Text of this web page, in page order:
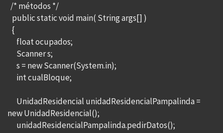
/* métodos */
public static void main( String args[] )
{
float ocupados;
Scanner s;
s = new Scanner(System.in);
int cualBloque;
UnidadResidencial unidadResidencialPampalinda =
new UnidadResidencial();
unidadResidencialPampalinda.pedirDatos();